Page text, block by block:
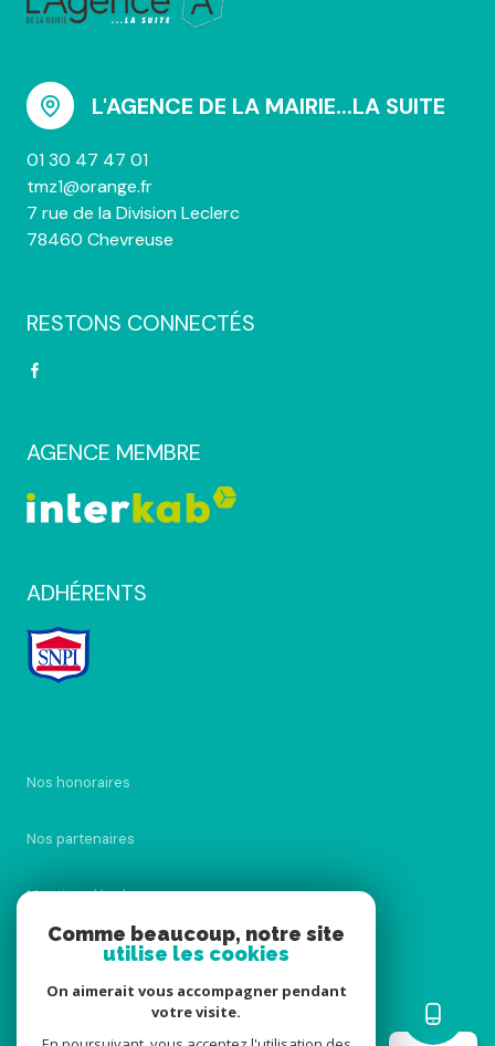
L'AGENCE DE LA MAIRIE...LA SUITE
01 30 47 47 01
tmz1@orange.fr
7 rue de la Division Leclerc
78460 Chevreuse
RESTONS CONNECTÉS
AGENCE MEMBRE
ADHÉRENTS
Nos honoraires
Nos partenaires
Mentions légales
Comme beaucoup, notre site
utilise les cookies
On aimerait vous accompagner pendant
votre visite.